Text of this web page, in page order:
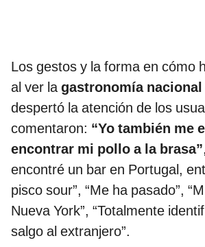
Los gestos y la forma en cómo
al ver lagastronomía nacional
despertó la atención de los
comentaron: “Yo también me
encontrar mi pollo a la brasa”
encontré un bar en Portugal,
pisco sour”, “Me ha pasado”,
Nueva York”, “Totalmente
salgo al extranjero”.